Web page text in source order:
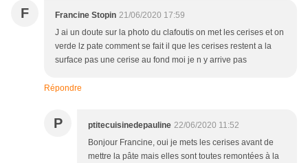
F Francine Stopin 21/06/2020 17:59
J ai un doute sur la photo du clafoutis on met les cerises et on
verde lz pate comment se fait il que les cerises restent a la
surface pas une cerise au fond moi je n y arrive pas
Répondre
P ptitecuisinedepauline 22/06/2020 11:52
Bonjour Francine, oui je mets les cerises avant de
mettre la pâte mais elles sont toutes remontées à la